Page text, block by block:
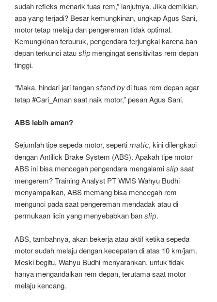
sudah refleks menarik tuas rem,” lanjutnya. Jika demikian,
apa yang terjadi? Besar kemungkinan, ungkap Agus Sani,
motor tetap melaju dan pengereman tidak optimal.
Kemungkinan terburuk, pengendara terjungkal karena ban
depan terkunci atau slip mengingat sensitivitas rem depan
tinggi.
“Maka, hindari jari tangan stand bydi tuas rem depan agar
tetap #Cari_Aman saat naik motor,” pesan Agus Sani.
ABS lebih aman?
Sejumlah tipe sepeda motor, seperti matic, kini dilengkapi
dengan Antilick Brake System (ABS). Apakah tipe motor
ABS ini bisa mencegah pengendara mengalami slip saat
mengerem? Training Analyst PT WMS Wahyu Budhi
menyampaikan, ABS memang bisa mencegah rem
mengunci pada saat pengereman mendadak atau di
permukaan licin yang menyebabkan ban slip.
ABS, tambahnya, akan bekerja atau aktif ketika sepeda
motor sudah melaju dengan kecepatan di atas 10 km/jam.
Meski begitu, Wahyu Budhi menyarankan, untuk tidak
hanya mengandalkan rem depan, terutama saat motor
melaju kencang.